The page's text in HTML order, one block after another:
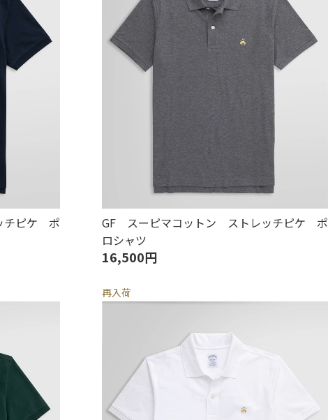
チピケ ポ
GF スーピマコットン ストレッチピケ ポ
ロシャツ
16,500円
再入荷